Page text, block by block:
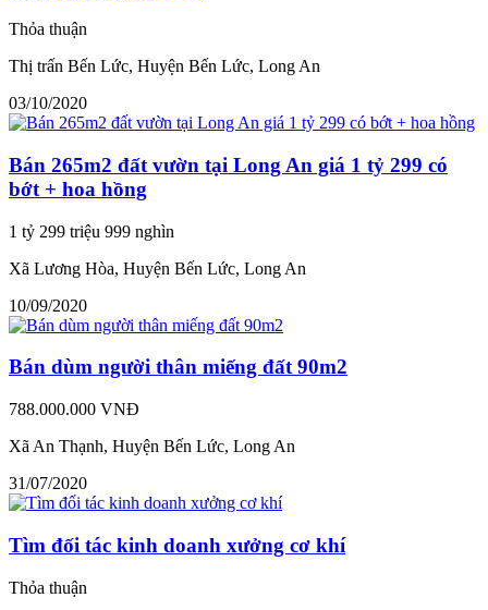
Thỏa thuận
Thị trấn Bến Lức, Huyện Bến Lức, Long An
03/10/2020
Bán 265m2 đất vườn tại Long An giá 1 tỷ 299 có
bớt + hoa hồng
1 tỷ 299 triệu 999 nghìn
Xã Lương Hòa, Huyện Bến Lức, Long An
10/09/2020
Bán dùm người thân miếng đất 90m2
788.000.000 VNĐ
Xã An Thạnh, Huyện Bến Lức, Long An
31/07/2020
Tìm đối tác kinh doanh xưởng cơ khí
Thỏa thuận